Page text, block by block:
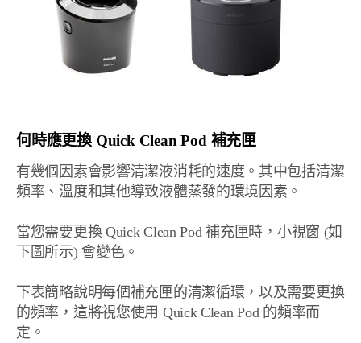
何時應更換 Quick Clean Pod 補充匣
有幾個因素會影響清潔液消耗的速度。其中包括清潔
頻率、溫度和其他導致液體蒸發的環境因素。
當您需要更換 Quick Clean Pod 補充匣時，小視窗 (如
下圖所示) 會變色。
下表簡略說明每個補充匣的清潔循環，以及需要更換
的頻率，這將視您使用 Quick Clean Pod 的頻率而
定。